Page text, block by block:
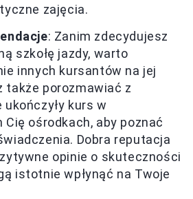
zajęcia.
: Zanim zdecydujesz
szkołę jazdy, warto
innych kursantów na jej
także porozmawiać z
kurs w
ośrodkach, aby poznać
Dobra reputacja
opinie o skuteczności
istotnie wpłynąć na Twoje